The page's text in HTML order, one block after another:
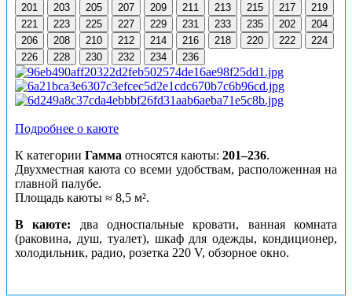
201 203 205 207 209 211 213 215 217
219
221
223 225 227 229 231 233 235 202
204
206
208 210 212 214 216 218 220 222
224
226
228 230 232 234 236
Подробнее о каюте
К категории Гамма относятся каюты: 201–236.
Двухместная каюта со всеми удобствам, расположенная на
главной палубе.
Площадь каюты ≈ 8,5 м².
В каюте: два односпальные кровати, ванная комната
(раковина, душ, туалет), шкаф для одежды, кондиционер,
холодильник, радио, розетка 220 V, обзорное окно.